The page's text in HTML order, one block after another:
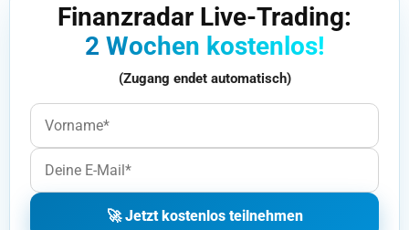
Finanzradar Live-Trading:
2 Wochen kostenlos!
(Zugang endet automatisch)
🚀 Jetzt kostenlos teilnehmen